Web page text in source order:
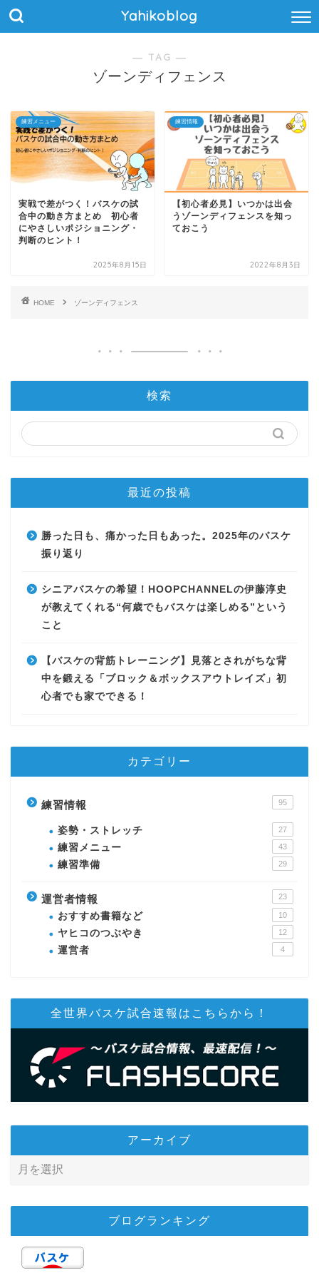
Yahikoblog
― TAG ―
ゾーンディフェンス
練習メニュー
実戦で差がつく！バスケの試
合中の動き方まとめ 初心者
にやさしいポジショニング・
判断のヒント！
2025年8月15日
練習情報
【初心者必見】いつかは出会
うゾーンディフェンスを知っ
ておこう
2022年8月3日
HOME ゾーンディフェンス
検索
最近の投稿
勝った日も、痛かった日もあった。2025年のバスケ
振り返り
シニアバスケの希望！HOOPCHANNELの伊藤淳史
が教えてくれる“何歳でもバスケは楽しめる”という
こと
【バスケの背筋トレーニング】見落とされがちな背
中を鍛える「ブロック＆ボックスアウトレイズ」初
心者でも家でできる！
カテゴリー
練習情報 95
姿勢・ストレッチ 27
練習メニュー 43
練習準備 29
運営者情報 23
おすすめ書籍など 10
ヤヒコのつぶやき 12
運営者 4
全世界バスケ試合速報はこちらから！
アーカイブ
ブログランキング